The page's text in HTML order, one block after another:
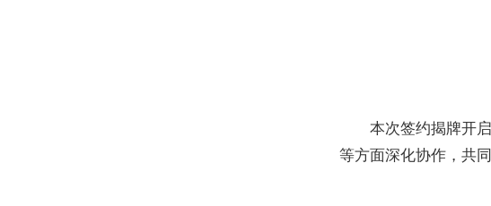
本次签约揭牌开
等方面深化协作，共